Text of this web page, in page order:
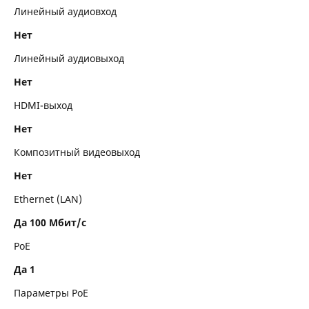
Линейный аудиовход
Нет
Линейный аудиовыход
Нет
HDMI-выход
Нет
Композитный видеовыход
Нет
Ethernet (LAN)
Да 100 Мбит/с
PoE
Да 1
Параметры PoE